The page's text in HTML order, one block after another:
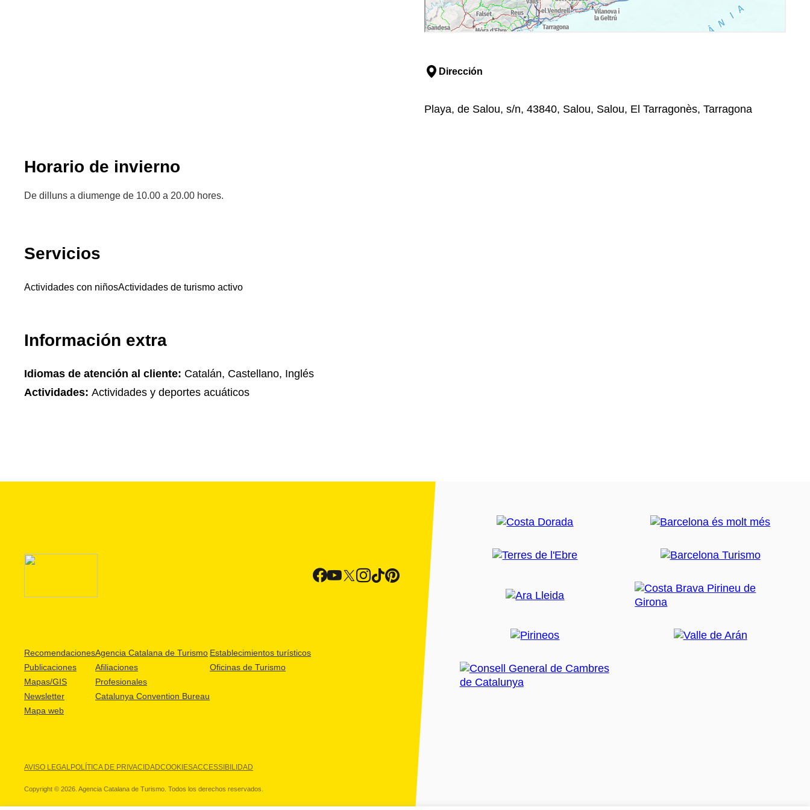
Dirección
Playa, de Salou, s/n, 43840, Salou, Salou, El Tarragonès, Tarragona
Horario de invierno
De dilluns a diumenge de 10.00 a 20.00 hores.
Servicios
Actividades con niñosActividades de turismo activo
Información extra
Idiomas de atención al cliente: Catalán, Castellano, Inglés
Actividades: Actividades y deportes acuáticos
Recomendaciones
Publicaciones
Mapas/GIS
Newsletter
Mapa web
Agencia Catalana de Turismo
Afiliaciones
Profesionales
Catalunya Convention Bureau
Establecimientos turísticos
Oficinas de Turismo
AVISO LEGALPOLÍTICA DE PRIVACIDADCOOKIESACCESSIBILIDAD
Copyright © 2026. Agencia Catalana de Turismo. Todos los derechos reservados.